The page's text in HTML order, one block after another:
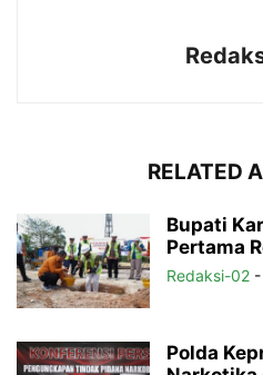
RELATED
Bupati
Pertama
Redaksi-02 -
Polda